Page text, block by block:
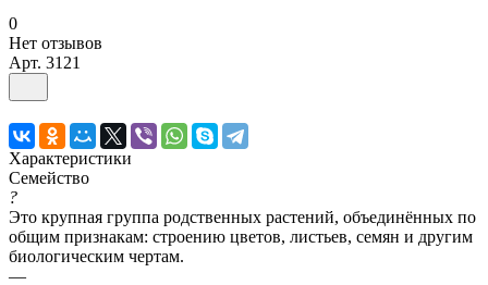
0
Нет отзывов
Арт. 3121
Характеристики
Семейство
?
Это крупная группа родственных растений, объединённых по
общим признакам: строению цветов, листьев, семян и другим
биологическим чертам.
—